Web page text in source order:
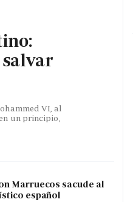
VI, al
un principio,
Marruecos sacude al
español